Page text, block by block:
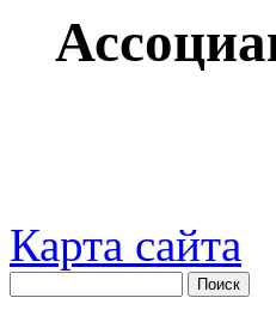
Карта сайта